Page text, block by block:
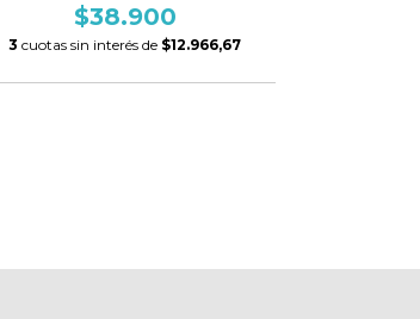
$38.900
3 cuotas sin interés de $12.966,67